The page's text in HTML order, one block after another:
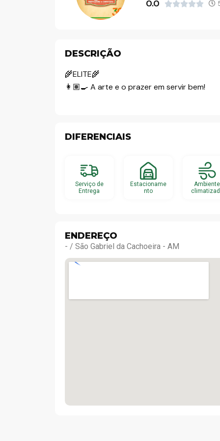
0.0 
DESCRIÇÃO
🌾ELITE🌾
👩🏽‍🍳 A arte e o prazer em servir bem!
DIFERENCIAIS
Serviço de
Entrega
Estacioname
nto
Ambiente
ENDEREÇO
- / São Gabriel da Cachoeira - AM